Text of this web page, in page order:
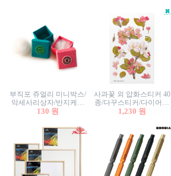
부직포 쥬얼리 미니박스/
악세사리상자/반지케이
스/반지상자/귀걸이상자/
130 원
사과꽃 외 압화스티커 40
종/다꾸스티커/다이어리
꾸미기/꽃스티커/자연물
1,230 원